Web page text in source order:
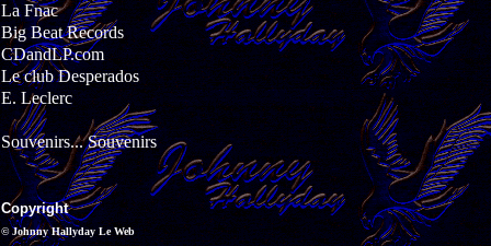
La Fnac
Big Beat Records
CDandLP.com
Le club Desperados
E. Leclerc
Souvenirs... Souvenirs
Copyright
© Johnny Hallyday Le Web